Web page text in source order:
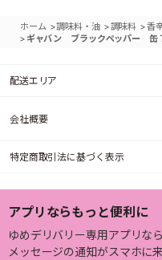
ホーム >調味料・油 >調味料 >香
> ギャバン ブラックペッパー 缶
配送エリア
会社概要
特定商取引法に基づく表示
アプリならもっと便利に
ゆめデリバリー専用アプリなら
メッセージの通知がスマホに